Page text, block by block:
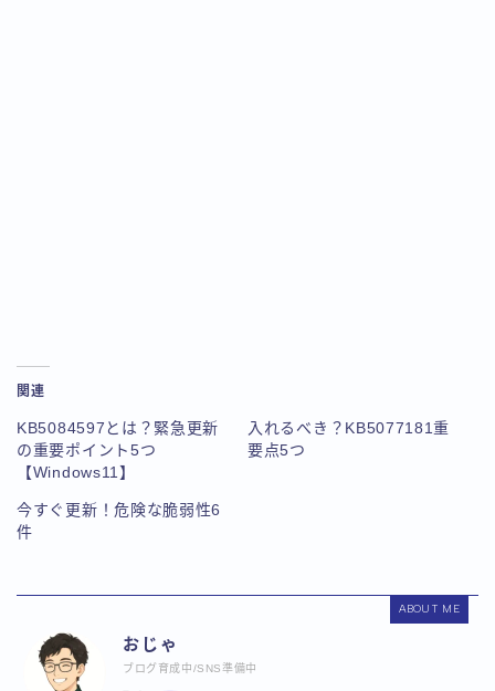
関連
KB5084597とは？緊急更新
の重要ポイント5つ
【Windows11】
入れるべき？KB5077181重
要点5つ
今すぐ更新！危険な脆弱性6
件
ABOUT ME
おじゃ
ブログ育成中/SNS準備中